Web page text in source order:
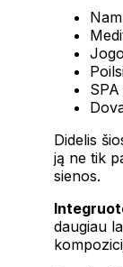
Didelis
ją ne tik
sienos.
daugiau